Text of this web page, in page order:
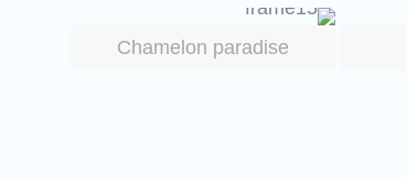
Chamelon paradise